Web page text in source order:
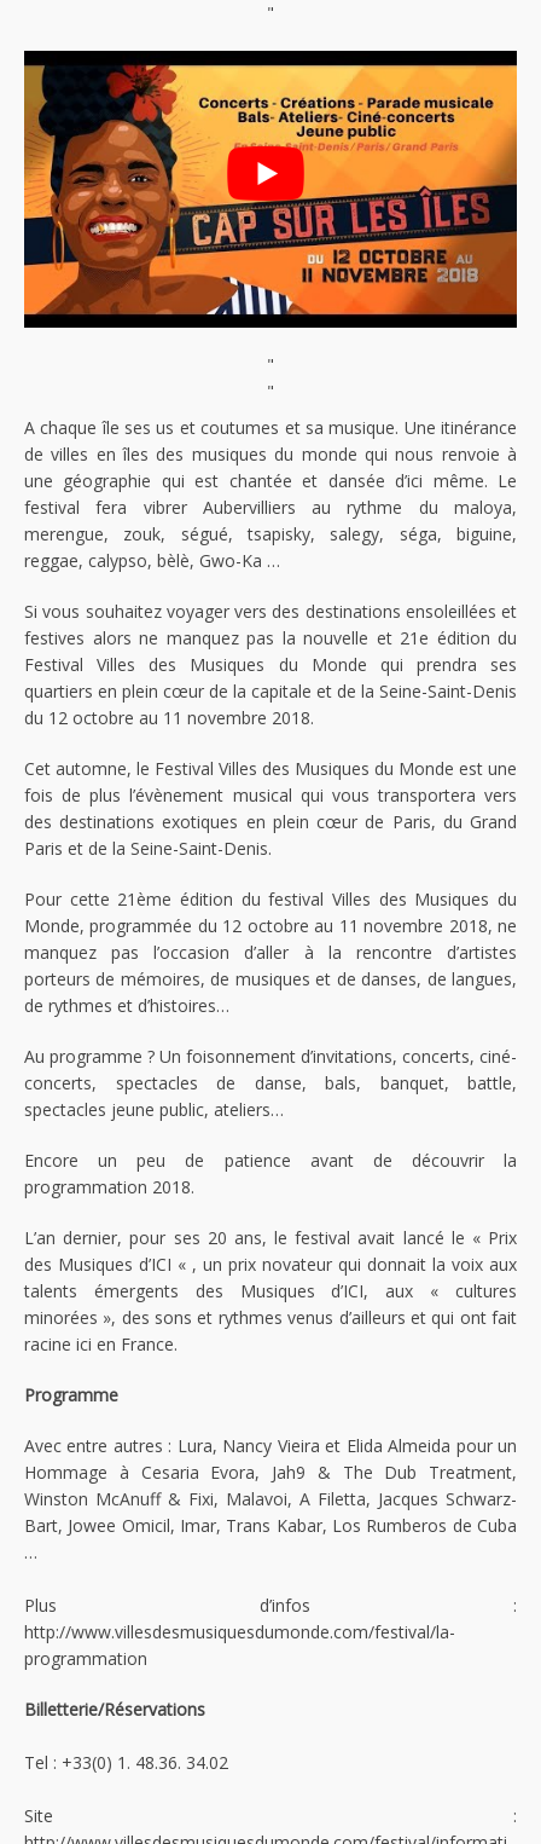
"
"
"
A chaque île ses us et coutumes et sa musique. Une itinérance
de villes en îles des musiques du monde qui nous renvoie à
une géographie qui est chantée et dansée d’ici même. Le
festival fera vibrer Aubervilliers au rythme du maloya,
merengue, zouk, ségué, tsapisky, salegy, séga, biguine,
reggae, calypso, bèlè, Gwo-Ka …
Si vous souhaitez voyager vers des destinations ensoleillées et
festives alors ne manquez pas la nouvelle et 21e édition du
Festival Villes des Musiques du Monde qui prendra ses
quartiers en plein cœur de la capitale et de la Seine-Saint-Denis
du 12 octobre au 11 novembre 2018.
Cet automne, le Festival Villes des Musiques du Monde est une
fois de plus l’évènement musical qui vous transportera vers
des destinations exotiques en plein cœur de Paris, du Grand
Paris et de la Seine-Saint-Denis.
Pour cette 21ème édition du festival Villes des Musiques du
Monde, programmée du 12 octobre au 11 novembre 2018, ne
manquez pas l’occasion d’aller à la rencontre d’artistes
porteurs de mémoires, de musiques et de danses, de langues,
de rythmes et d’histoires…
Au programme ? Un foisonnement d’invitations, concerts, ciné-
concerts, spectacles de danse, bals, banquet, battle,
spectacles jeune public, ateliers…
Encore un peu de patience avant de découvrir la
programmation 2018.
L’an dernier, pour ses 20 ans, le festival avait lancé le « Prix
des Musiques d’ICI « , un prix novateur qui donnait la voix aux
talents émergents des Musiques d’ICI, aux « cultures
minorées », des sons et rythmes venus d’ailleurs et qui ont fait
racine ici en France.
Programme
Avec entre autres : Lura, Nancy Vieira et Elida Almeida pour un
Hommage à Cesaria Evora, Jah9 & The Dub Treatment,
Winston McAnuff & Fixi, Malavoi, A Filetta, Jacques Schwarz-
Bart, Jowee Omicil, Imar, Trans Kabar, Los Rumberos de Cuba
…
Plus d’infos :
http://www.villesdesmusiquesdumonde.com/festival/la-
programmation
Billetterie/Réservations
Tel : +33(0) 1. 48.36. 34.02
Site :